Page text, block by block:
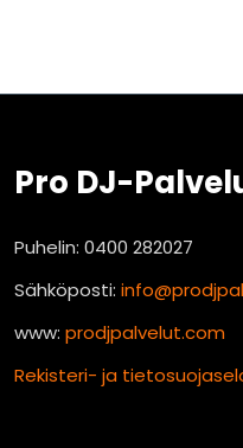
Pro DJ-
Puhelin: 0400 282027
Sähköposti:
www: prodjpalvelut.com
Rekisteri- ja